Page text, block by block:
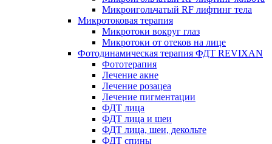
Микроигольчатый RF лифтинг тела
Микротоковая терапия
Микротоки вокруг глаз
Микротоки от отеков на лице
Фотодинамическая терапия ФДТ REVIXAN
Фототерапия
Лечение акне
Лечение розацеа
Лечение пигментации
ФДТ лица
ФДТ лица и шеи
ФДТ лица, шеи, декольте
ФДТ спины